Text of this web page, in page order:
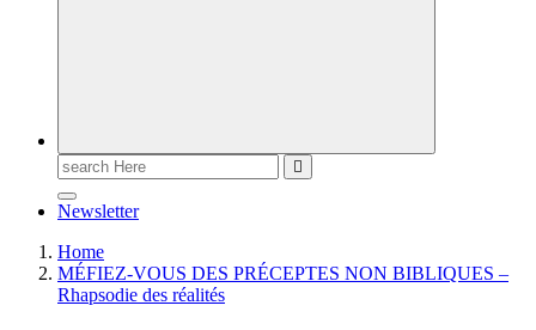
Newsletter
Home
MÉFIEZ-VOUS DES PRÉCEPTES NON BIBLIQUES –
Rhapsodie des réalités